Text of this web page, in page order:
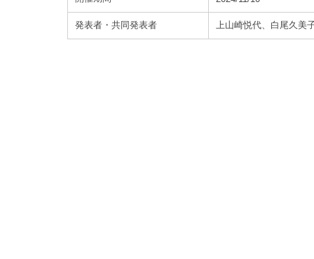
発表者・共同発表者 上山崎悦代、白尾久美